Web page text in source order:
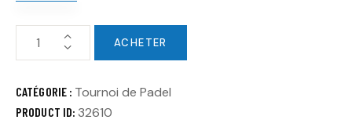
ACHETER
CATÉGORIE : Tournoi de Padel
PRODUCT ID: 32610